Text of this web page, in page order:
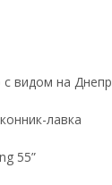
видом на Днепр
лавка
55”